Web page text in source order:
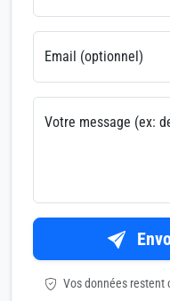
Email (optionnel)
Votre message (ex:
Vos données restent